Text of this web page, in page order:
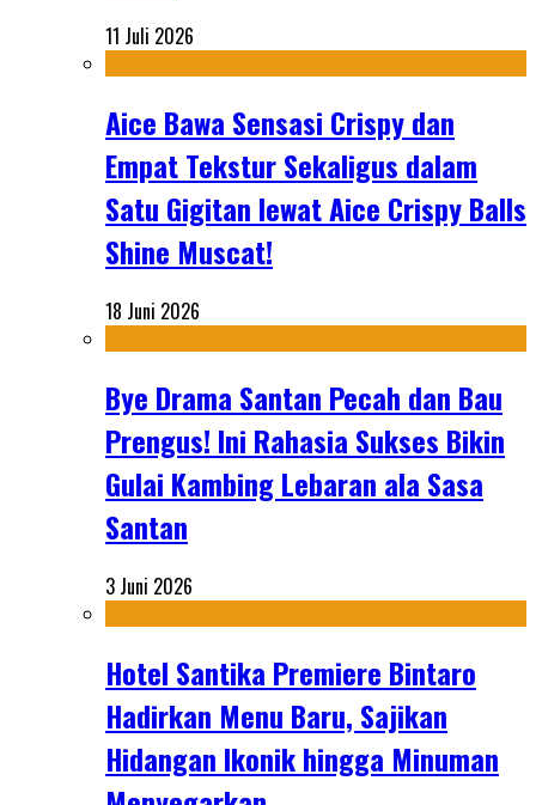
11 Juli 2026
Aice Bawa Sensasi Crispy dan
Empat Tekstur Sekaligus dalam
Satu Gigitan lewat Aice Crispy Balls
Shine Muscat!
18 Juni 2026
Bye Drama Santan Pecah dan Bau
Prengus! Ini Rahasia Sukses Bikin
Gulai Kambing Lebaran ala Sasa
Santan
3 Juni 2026
Hotel Santika Premiere Bintaro
Hadirkan Menu Baru, Sajikan
Hidangan Ikonik hingga Minuman